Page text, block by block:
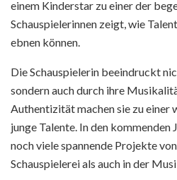
einem Kinderstar zu einer der
Schauspielerinnen zeigt, wie
ebnen können.
Die Schauspielerin beeindruckt
sondern auch durch ihre
Authentizität machen sie zu einer
junge Talente. In den
noch viele spannende Projekte
Schauspielerei als auch in der